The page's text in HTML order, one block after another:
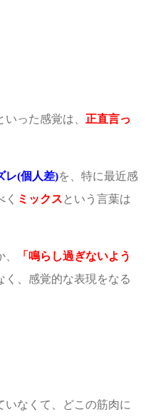
いった感覚は、 正直言っ
レ(個人差)を、特に最近感
ミックス という言葉は
、
「鳴らし過ぎないよう
く、感覚的な表現をなる
いなくて、どこの筋肉に